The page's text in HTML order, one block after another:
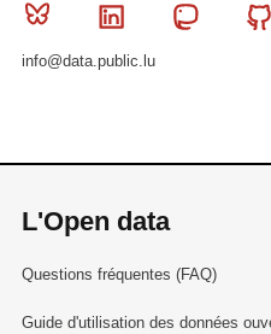
Bluesky Linkedin
info@data.public.lu
L'Open data
Questions fréquentes (FAQ)
Guide d'utilisation des données